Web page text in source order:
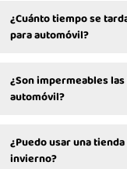
¿Cuánto tiempo se
para automóvil?
¿Son impermeables
automóvil?
¿Puedo usar una
invierno?